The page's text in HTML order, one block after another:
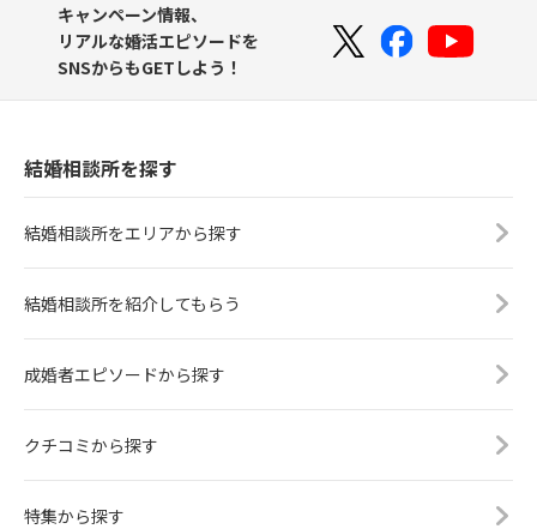
キャンペーン情報、
リアルな婚活エピソードを
SNSからもGETしよう！
結婚相談所を探す
結婚相談所をエリアから探す
結婚相談所を紹介してもらう
成婚者エピソードから探す
クチコミから探す
特集から探す